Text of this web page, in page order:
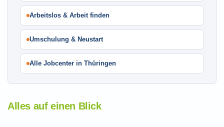
Arbeitslos & Arbeit finden
Umschulung & Neustart
Alle Jobcenter in Thüringen
Alles auf einen Blick